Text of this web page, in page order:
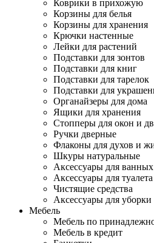
Коврики в прихожую
Корзины для белья
Корзины для хранения
Крючки настенные
Лейки для растений
Подставки для зонтов
Подставки для книг
Подставки для тарелок
Подставки для
Органайзеры для дома
Ящики для хранения
Стопперы для окон и
Ручки дверные
Флаконы для духов и
Шкуры натуральные
Аксессуары для
Аксессуары для туалета
Чистящие средства
Аксессуары для уборки
Мебель
Мебель по
Мебель в кредит